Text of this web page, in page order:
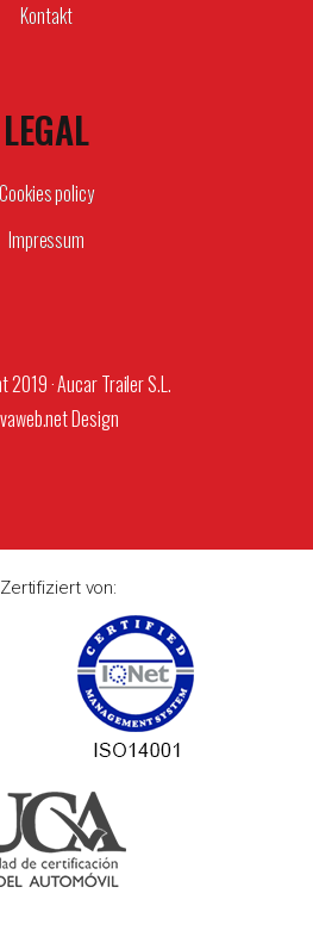
Kontakt
LEGAL
Cookies policy
Impressum
· Aucar Trailer S.L.
Design
Zertifiziert von: